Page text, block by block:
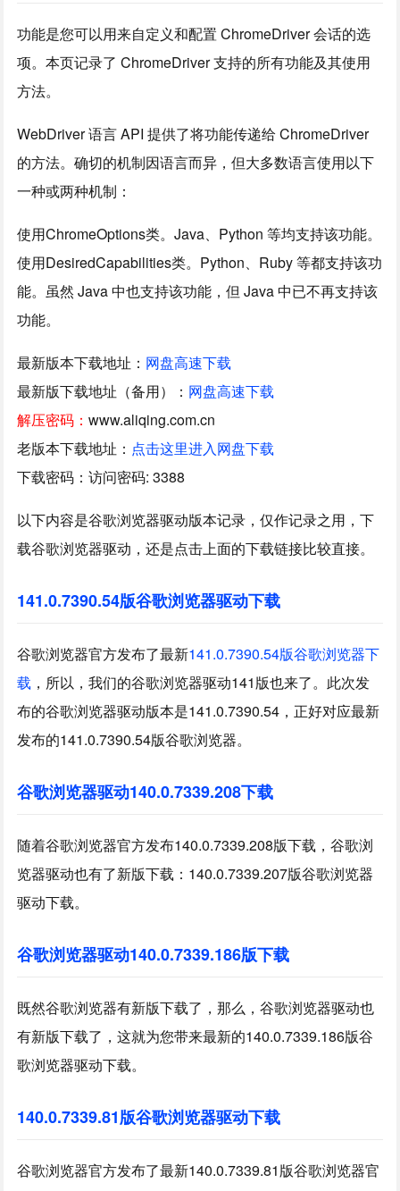
功能是您可以用来自定义和配置 ChromeDriver 会话的选
项。本页记录了 ChromeDriver 支持的所有功能及其使用
方法。
WebDriver 语言 API 提供了将功能传递给 ChromeDriver
的方法。确切的机制因语言而异，但大多数语言使用以下
一种或两种机制：
使用ChromeOptions类。Java、Python 等均支持该功能。
使用DesiredCapabilities类。Python、Ruby 等都支持该功
能。虽然 Java 中也支持该功能，但 Java 中已不再支持该
功能。
最新版本下载地址： 网盘高速下载
最新版下载地址（备用）： 网盘高速下载
解压密码：www.aliqing.com.cn
老版本下载地址： 点击这里进入网盘下载
下载密码：访问密码: 3388
以下内容是谷歌浏览器驱动版本记录，仅作记录之用，下
载谷歌浏览器驱动，还是点击上面的下载链接比较直接。
141.0.7390.54版谷歌浏览器驱动下载
谷歌浏览器官方发布了最新141.0.7390.54版谷歌浏览器下
载 ，所以，我们的谷歌浏览器驱动141版也来了。此次发
布的谷歌浏览器驱动版本是141.0.7390.54，正好对应最新
发布的141.0.7390.54版谷歌浏览器。
谷歌浏览器驱动140.0.7339.208下载
随着谷歌浏览器官方发布140.0.7339.208版下载，谷歌浏
览器驱动也有了新版下载：140.0.7339.207版谷歌浏览器
驱动下载。
谷歌浏览器驱动140.0.7339.186版下载
既然谷歌浏览器有新版下载了，那么，谷歌浏览器驱动也
有新版下载了，这就为您带来最新的140.0.7339.186版谷
歌浏览器驱动下载。
140.0.7339.81版谷歌浏览器驱动下载
谷歌浏览器官方发布了最新140.0.7339.81版谷歌浏览器官